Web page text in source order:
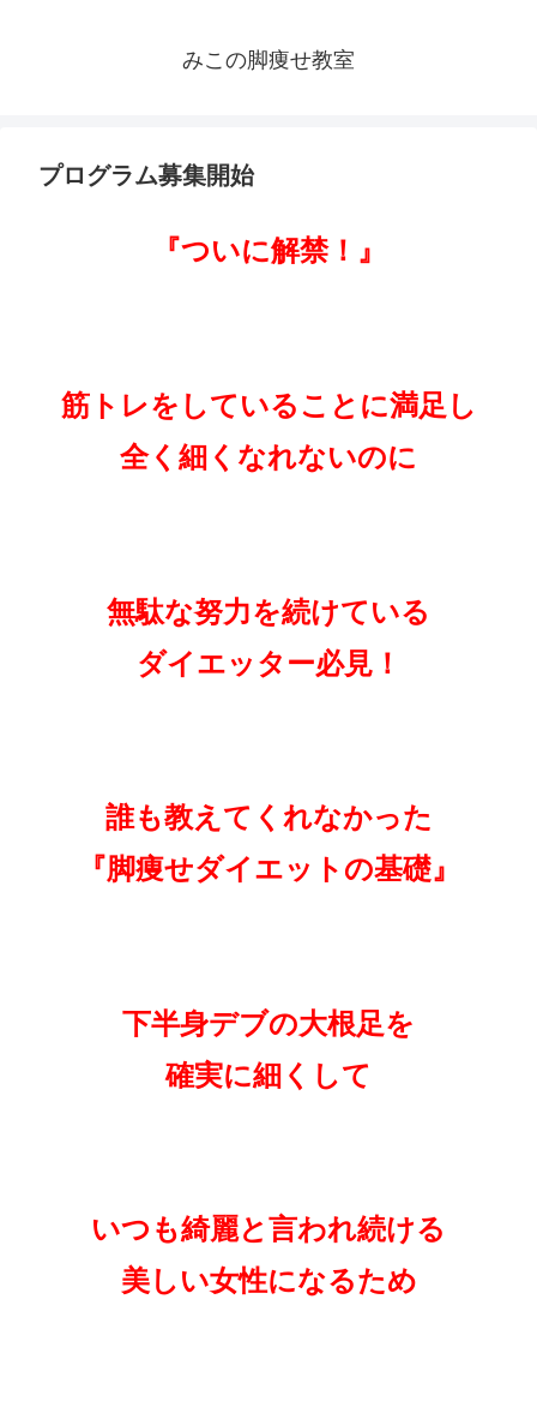
みこの脚痩せ教室
プログラム募集開始
『ついに解禁！』
筋トレをしていることに満足し
全く細くなれないのに
無駄な努力を続けている
ダイエッター必見！
誰も教えてくれなかった
『脚痩せダイエットの基礎』
下半身デブの大根足を
確実に細くして
いつも綺麗と言われ続ける
美しい女性になるため